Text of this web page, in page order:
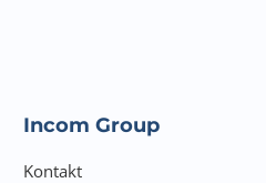
Incom Group
Kontakt